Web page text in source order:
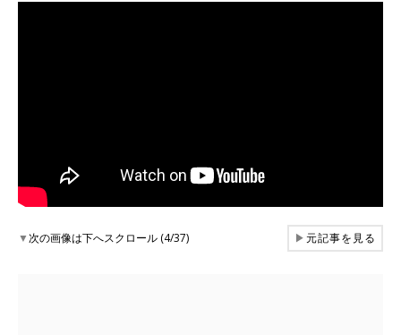
▼次の画像は下へスクロール (4/37) ▶元記事を見る